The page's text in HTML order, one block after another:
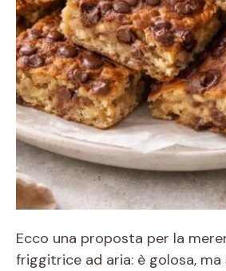
Ecco una proposta per la
friggitrice ad aria: è golosa,